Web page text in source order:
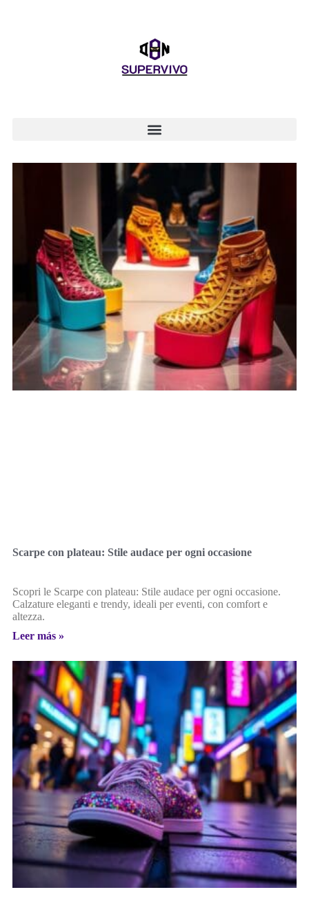
Scarpe con plateau: Stile audace per ogni occasione
Scopri le Scarpe con plateau: Stile audace per ogni occasione.
Calzature eleganti e trendy, ideali per eventi, con comfort e
altezza.
Leer más »